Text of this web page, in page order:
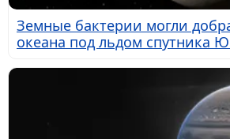
Земные бактерии могли
океана под льдом спутника